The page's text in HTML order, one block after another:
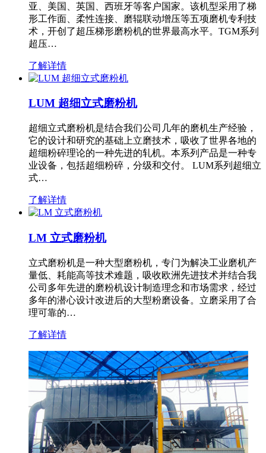
亚、美国、英国、西班牙等客户国家。该机型采用了梯
形工作面、柔性连接、磨辊联动增压等五项磨机专利技
术，开创了超压梯形磨粉机的世界最高水平。TGM系列
超压…
了解详情
LUM 超细立式磨粉机
超细立式磨粉机是结合我们公司几年的磨机生产经验，
它的设计和研究的基础上立磨技术，吸收了世界各地的
超细粉碎理论的一种先进的轧机。本系列产品是一种专
业设备，包括超细粉碎，分级和交付。 LUM系列超细立
式…
了解详情
LM 立式磨粉机
立式磨粉机是一种大型磨粉机，专门为解决工业磨机产
量低、耗能高等技术难题，吸收欧洲先进技术并结合我
公司多年先进的磨粉机设计制造理念和市场需求，经过
多年的潜心设计改进后的大型粉磨设备。立磨采用了合
理可靠的…
了解详情